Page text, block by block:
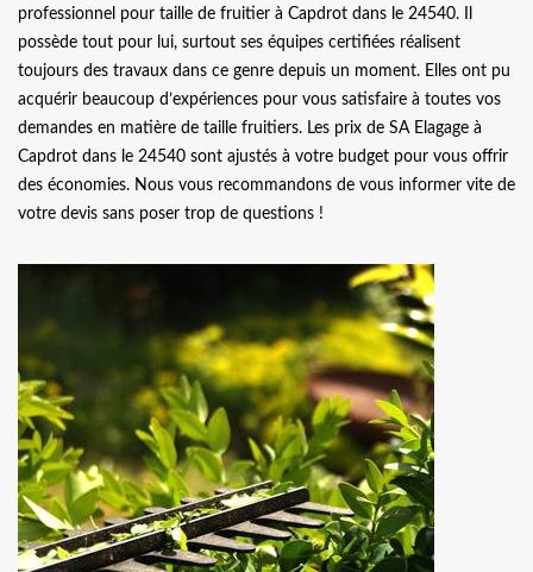
professionnel pour taille de fruitier à Capdrot dans le 24540. Il
possède tout pour lui, surtout ses équipes certifiées réalisent
toujours des travaux dans ce genre depuis un moment. Elles ont pu
acquérir beaucoup d’expériences pour vous satisfaire à toutes vos
demandes en matière de taille fruitiers. Les prix de SA Elagage à
Capdrot dans le 24540 sont ajustés à votre budget pour vous offrir
des économies. Nous vous recommandons de vous informer vite de
votre devis sans poser trop de questions !